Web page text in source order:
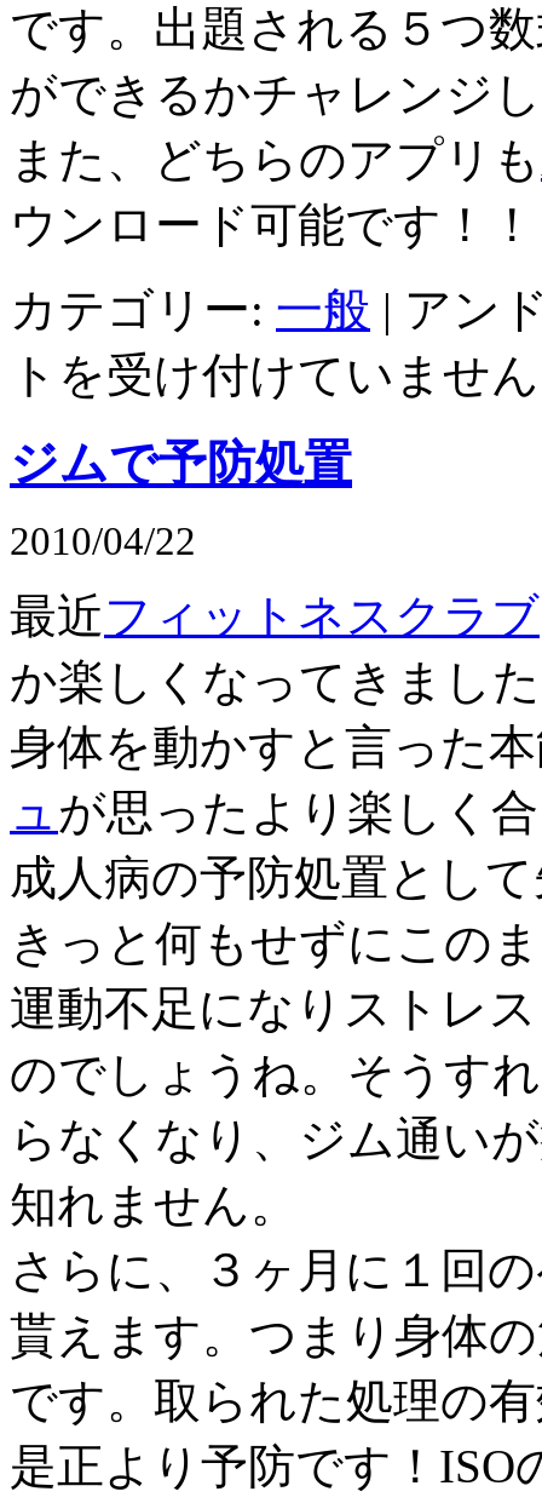
です。出題される５つ
ができるかチャレンジ
また、どちらのアプリも
ウンロード可能です！
カテゴリー: 一般 | アン
トを受け付けていません
ジムで予防処置
2010/04/22
最近フィットネスクラブ
か楽しくなってきまし
身体を動かすと言った
ュが思ったより楽しく
成人病の予防処置とし
きっと何もせずにこの
運動不足になりストレ
のでしょうね。そうす
らなくなり、ジム通い
知れません。
さらに、３ヶ月に１回
貰えます。つまり身体
です。取られた処理の
是正より予防です！